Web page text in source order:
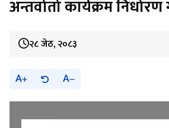
अन्तर्वार्ता कार्यक्रम
२८ जेठ, २०८३
A A